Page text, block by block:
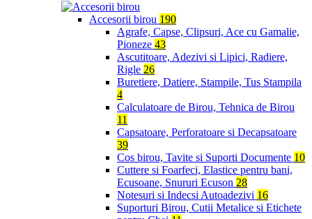
Accesorii birou 190
Agrafe, Capse, Clipsuri, Ace cu Gamalie,
Pioneze 43
Ascutitoare, Adezivi si Lipici, Radiere,
Rigle 26
Buretiere, Datiere, Stampile, Tus Stampila
4
Calculatoare de Birou, Tehnica de Birou
11
Capsatoare, Perforatoare si Decapsatoare
39
Cos birou, Tavite si Suporti Documente 10
Cuttere si Foarfeci, Elastice pentru bani,
Ecusoane, Snururi Ecuson 28
Notesuri si Indecsi Autoadezivi 16
Suporturi Birou, Cutii Metalice si Etichete